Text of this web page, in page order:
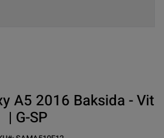
A5 2016 Baksida - Vit
| G-SP